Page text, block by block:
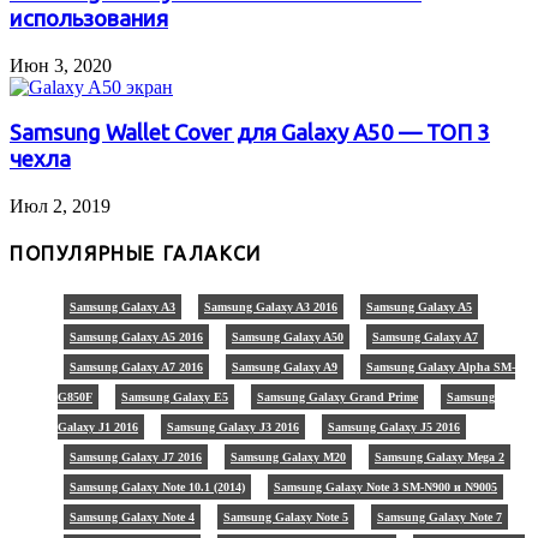
использования
Июн 3, 2020
Samsung Wallet Cover для Galaxy A50 — ТОП 3
чехла
Июл 2, 2019
ПОПУЛЯРНЫЕ ГАЛАКСИ
Samsung Galaxy A3 Samsung Galaxy A3 2016 Samsung Galaxy A5
Samsung Galaxy A5 2016 Samsung Galaxy A50 Samsung Galaxy A7
Samsung Galaxy A7 2016 Samsung Galaxy A9 Samsung Galaxy Alpha SM-
G850F Samsung Galaxy E5 Samsung Galaxy Grand Prime Samsung
Galaxy J1 2016 Samsung Galaxy J3 2016 Samsung Galaxy J5 2016
Samsung Galaxy J7 2016 Samsung Galaxy M20 Samsung Galaxy Mega 2
Samsung Galaxy Note 10.1 (2014) Samsung Galaxy Note 3 SM-N900 и N9005
Samsung Galaxy Note 4 Samsung Galaxy Note 5 Samsung Galaxy Note 7